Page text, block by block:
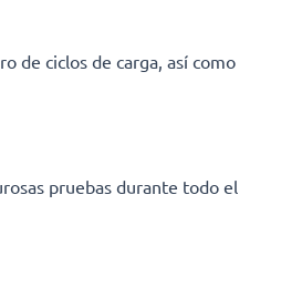
de ciclos de carga, así como
pruebas durante todo el